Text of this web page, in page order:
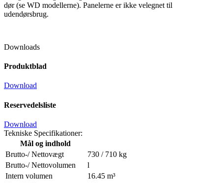
dør (se WD modellerne). Panelerne er ikke velegnet til
udendørsbrug.
Downloads
Produktblad
Download
Reservedelsliste
Download
Tekniske Specifikationer:
Mål og indhold
Brutto-/ Nettovægt
730 / 710 kg
Brutto-/ Nettovolumen
l
Intern volumen
16.45 m³